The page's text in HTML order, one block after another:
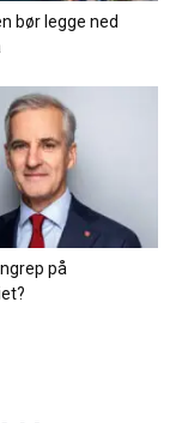
bør legge ned
på